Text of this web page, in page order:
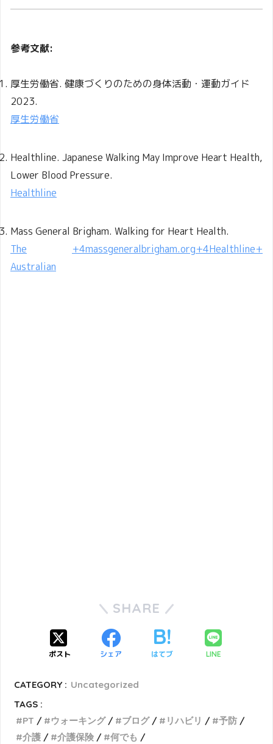
参考文献:
厚生労働省. 健康づくりのための身体活動・運動ガイド
2023.
厚生労働省
Healthline. Japanese Walking May Improve Heart Health,
Lower Blood Pressure.
Healthline
Mass General Brigham. Walking for Heart Health.
The
Australian
+4massgeneralbrigham.org+4Healthline+
SHARE
ポスト シェア はてブ LINE
CATEGORY : Uncategorized
TAGS :
PT
ウォーキング ブログ リハビリ
予防
介護
介護保険
何でも